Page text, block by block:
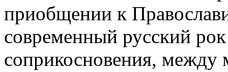
приобщении к
современный русский
соприкосновения, между